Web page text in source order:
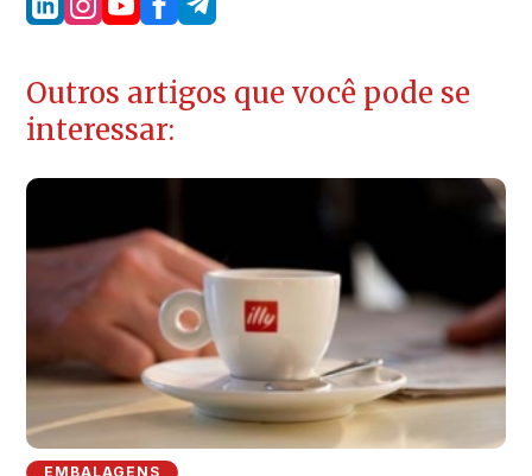
Outros artigos que você pode se
interessar:
EMBALAGENS